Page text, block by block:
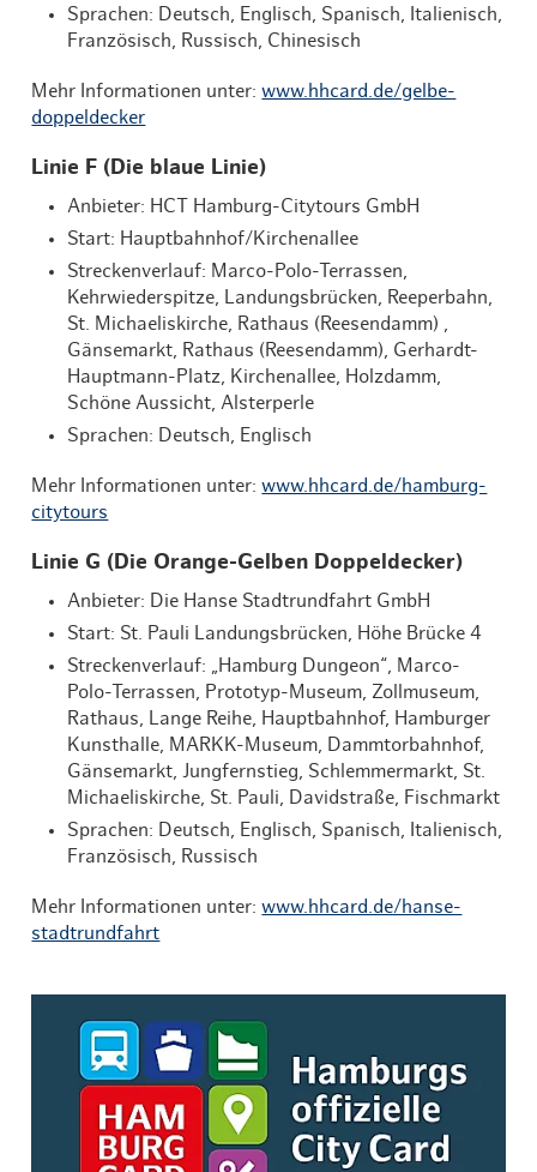
Sprachen: Deutsch, Englisch, Spanisch, Italienisch,
Französisch, Russisch, Chinesisch
Mehr Informationen unter:www.hhcard.de/gelbe-
doppeldecker
Linie F (Die blaue Linie)
Anbieter: HCT Hamburg-Citytours GmbH
Start: Hauptbahnhof/Kirchenallee
Streckenverlauf: Marco-Polo-Terrassen,
Kehrwiederspitze, Landungsbrücken, Reeperbahn,
St. Michaeliskirche, Rathaus (Reesendamm) ,
Gänsemarkt, Rathaus (Reesendamm), Gerhardt-
Hauptmann-Platz, Kirchenallee, Holzdamm,
Schöne Aussicht, Alsterperle
Sprachen: Deutsch, Englisch
Mehr Informationen unter:www.hhcard.de/hamburg-
citytours
Linie G (Die Orange-Gelben Doppeldecker)
Anbieter: Die Hanse Stadtrundfahrt GmbH
Start: St. Pauli Landungsbrücken, Höhe Brücke 4
Streckenverlauf: „Hamburg Dungeon“, Marco-
Polo-Terrassen, Prototyp-Museum, Zollmuseum,
Rathaus, Lange Reihe, Hauptbahnhof, Hamburger
Kunsthalle, MARKK-Museum, Dammtorbahnhof,
Gänsemarkt, Jungfernstieg, Schlemmermarkt, St.
Michaeliskirche, St. Pauli, Davidstraße, Fischmarkt
Sprachen: Deutsch, Englisch, Spanisch, Italienisch,
Französisch, Russisch
Mehr Informationen unter:www.hhcard.de/hanse-
stadtrundfahrt